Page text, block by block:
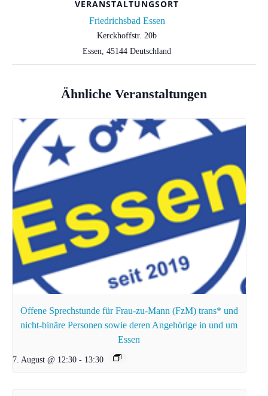
VERANSTALTUNGSORT
Friedrichsbad Essen
Kerckhoffstr. 20b
Essen, 45144 Deutschland
Ähnliche Veranstaltungen
Offene Sprechstunde für Frau-zu-Mann (FzM) trans* und
nicht-binäre Personen sowie deren Angehörige in und um
Essen
7. August @ 12:30 - 13:30